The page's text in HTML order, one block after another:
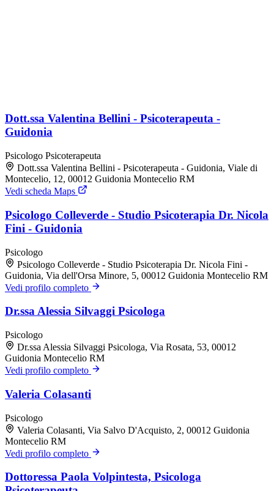
Dott.ssa Valentina Bellini - Psicoterapeuta -
Guidonia
Psicologo Psicoterapeuta
Dott.ssa Valentina Bellini - Psicoterapeuta - Guidonia, Viale di
Montecelio, 12, 00012 Guidonia Montecelio RM
Vedi scheda Maps
Psicologo Colleverde - Studio Psicoterapia Dr. Nicola
Fini - Guidonia
Psicologo
Psicologo Colleverde - Studio Psicoterapia Dr. Nicola Fini -
Guidonia, Via dell'Orsa Minore, 5, 00012 Guidonia Montecelio RM
Vedi profilo completo
Dr.ssa Alessia Silvaggi Psicologa
Psicologo
Dr.ssa Alessia Silvaggi Psicologa, Via Rosata, 53, 00012
Guidonia Montecelio RM
Vedi profilo completo
Valeria Colasanti
Psicologo
Valeria Colasanti, Via Salvo D'Acquisto, 2, 00012 Guidonia
Montecelio RM
Vedi profilo completo
Dottoressa Paola Volpintesta, Psicologa